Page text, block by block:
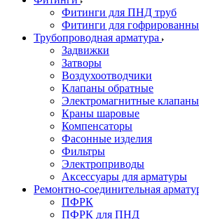
Фитинги для ПНД труб
Фитинги для
Трубопроводная арматура
Задвижки
Затворы
Воздухоотводчики
Клапаны обратные
Электромагнитные клапаны
Краны шаровые
Компенсаторы
Фасонные изделия
Фильтры
Электроприводы
Аксессуары для арматуры
Ремонтно-соединительная
ПФРК
ПФРК для ПНД